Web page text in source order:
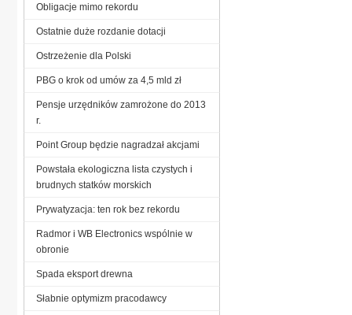
Obligacje mimo rekordu
Ostatnie duże rozdanie dotacji
Ostrzeżenie dla Polski
PBG o krok od umów za 4,5 mld zł
Pensje urzędników zamrożone do 2013
r.
Point Group będzie nagradzał akcjami
Powstała ekologiczna lista czystych i
brudnych statków morskich
Prywatyzacja: ten rok bez rekordu
Radmor i WB Electronics wspólnie w
obronie
Spada eksport drewna
Słabnie optymizm pracodawcy